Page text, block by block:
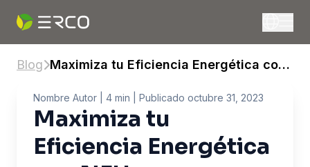
Blog Maximiza tu Eficiencia Energética con
Nombre Autor | 4 min | Publicado octubre 31, 2023
Maximiza tu
Eficiencia Energética